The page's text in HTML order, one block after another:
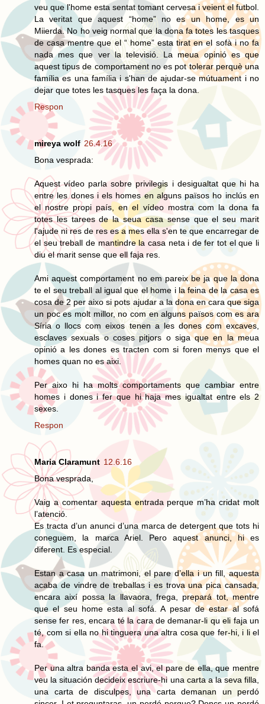
veu que l'home esta sentat tomant cervesa i veient el futbol.
La veritat que aquest “home” no es un home, es un
Miierda. No ho veig normal que la dona fa totes les tasques
de casa mentre que el “ home” esta tirat en el sofà i no fa
nada mes que ver la televisió. La meua opinió es que
aquest tipus de comportament no es pot tolerar perquè una
família es una família i s'han de ajudar-se mútuament i no
dejar que totes les tasques les faça la dona.
Respon
mireya wolf 26.4.16
Bona vesprada:
Aquest vídeo parla sobre privilegis i desigualtat que hi ha
entre les dones i els homes en alguns països ho inclús en
el nostre propi país, en el vídeo mostra com la dona fa
totes les tarees de la seua casa sense que el seu marit
l'ajude ni res de res es a mes ella s'en te que encarregar de
el seu treball de mantindre la casa neta i de fer tot el que li
diu el marit sense que ell faja res.
Ami aquest comportament no em pareix be ja que la dona
te el seu treball al igual que el home i la feina de la casa es
cosa de 2 per aixo si pots ajudar a la dona en cara que siga
un poc es molt millor, no com en alguns països com es ara
Síria o llocs com eixos tenen a les dones com excaves,
esclaves sexuals o coses pitjors o siga que en la meua
opinió a les dones es tracten com si foren menys que el
homes quan no es aixi.
Per aixo hi ha molts comportaments que cambiar entre
homes i dones i fer que hi haja mes igualtat entre els 2
sexes.
Respon
Maria Claramunt 12.6.16
Bona vesprada,
Vaig a comentar aquesta entrada perque m’ha cridat molt
l’atenció.
Es tracta d’un anunci d’una marca de detergent que tots hi
coneguem, la marca Ariel. Pero aquest anunci, hi es
diferent. Es especial.
Estan a casa un matrimoni, el pare d’ella i un fill, aquesta
acaba de vindre de treballas i es trova una pica cansada,
encara així possa la llavaora, frega, prepará tot, mentre
que el seu home esta al sofá. A pesar de estar al sofá
sense fer res, encara té la cara de demanar-li qu eli faja un
té, com si ella no hi tinguera una altra cosa que fer-hi, i li el
fa.
Per una altra banda esta el avi, el pare de ella, que mentre
veu la situación decideix escriure-hi una carta a la seva filla,
una carta de disculpes, una carta demanan un perdó